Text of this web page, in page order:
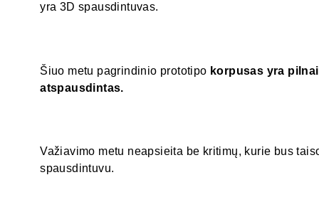
yra 3D spausdintuvas.
Šiuo metu pagrindinio prototipo korpusas yra pilnai
atspausdintas.
Važiavimo metu neapsieita be kritimų, kurie bus
spausdintuvu.